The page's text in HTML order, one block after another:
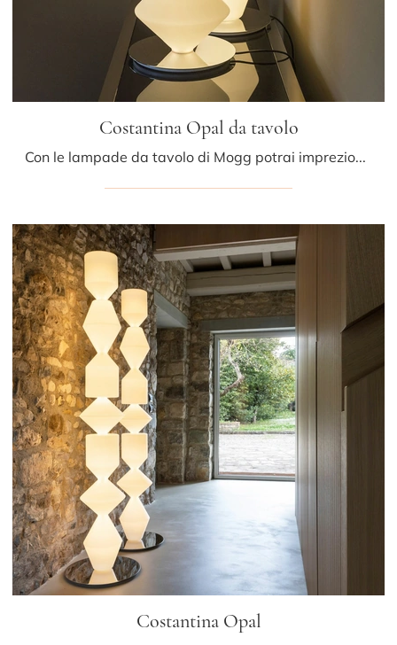
Costantina Opal da tavolo
Con le lampade da tavolo di Mogg potrai impreziosire i tuoi interni: clicca e scopri Costantina Opal da tavolo!
Costantina Opal